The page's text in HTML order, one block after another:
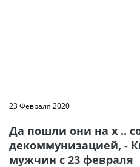
23 Февраля 2020
Да пошли они на х ..
декоммунизацией, -
мужчин с 23 февраля